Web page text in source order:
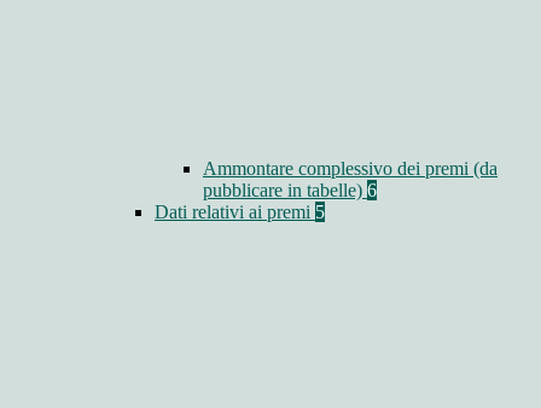
Ammontare complessivo dei premi (da
pubblicare in tabelle) 6
Dati relativi ai premi 5